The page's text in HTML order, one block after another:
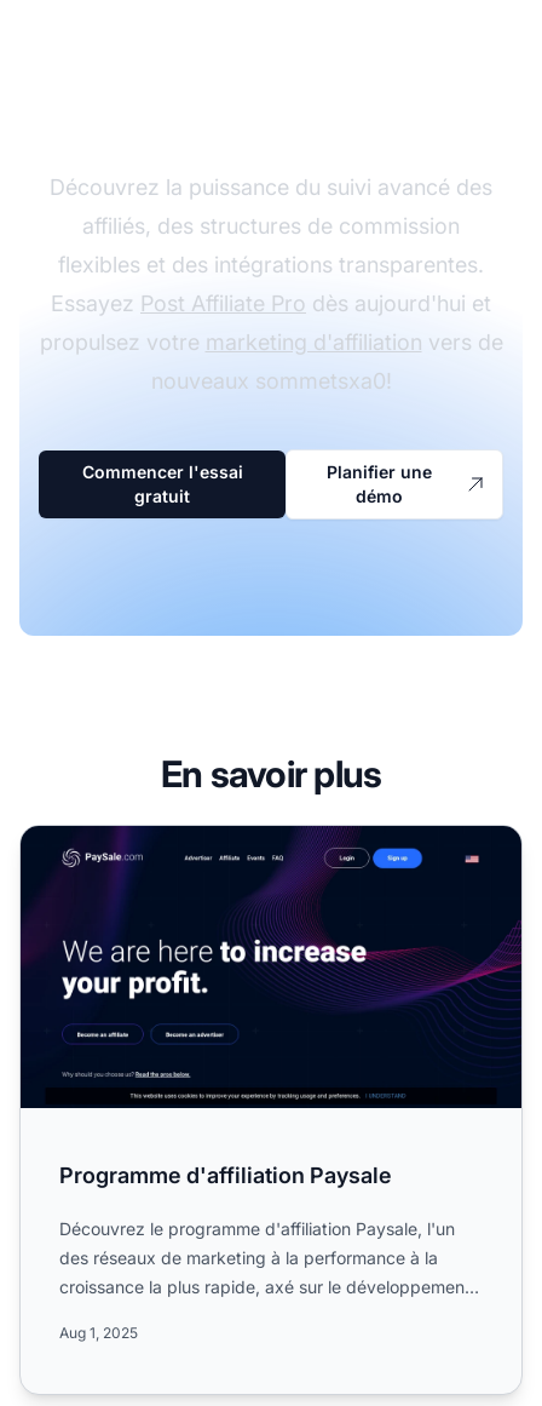
Découvrez la puissance du suivi avancé des
affiliés, des structures de commission
flexibles et des intégrations transparentes.
Essayez Post Affiliate Pro dès aujourd'hui et
propulsez votre marketing d'affiliation vers de
nouveaux sommetsxa0!
Commencer l'essai
gratuit
Planifier une
démo
En savoir plus
Programme d'affiliation Paysale
Programme d'affiliation Paysale
Découvrez le programme d'affiliation Paysale, l'un
des réseaux de marketing à la performance à la
croissance la plus rapide, axé sur le développement
Aug 1, 2025